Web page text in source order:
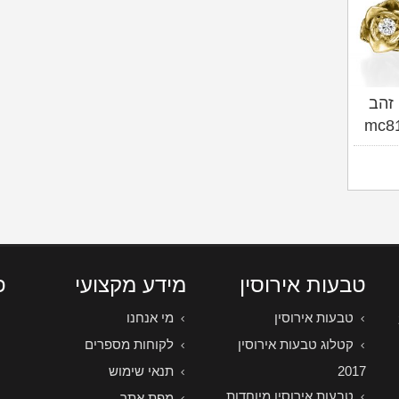
זהב
טבעות אירוסין
טבעות אירוסין
קטלוג טבעות אירוסין
2017
מידע מקצועי
מי אנחנו
לקוחות מספרים
תנאי שימוש